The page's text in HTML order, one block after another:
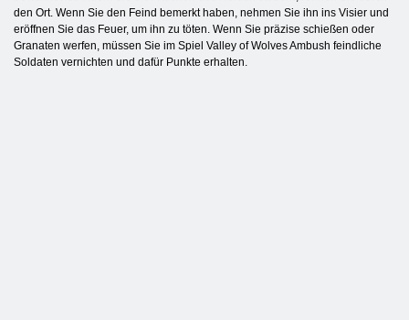
den Ort. Wenn Sie den Feind bemerkt haben, nehmen Sie ihn ins Visier und
eröffnen Sie das Feuer, um ihn zu töten. Wenn Sie präzise schießen oder
Granaten werfen, müssen Sie im Spiel Valley of Wolves Ambush feindliche
Soldaten vernichten und dafür Punkte erhalten.